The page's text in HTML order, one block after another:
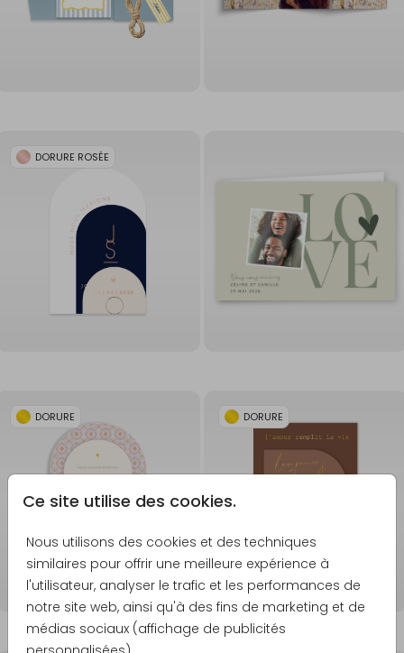
Ce site utilise des cookies.
Nous utilisons des cookies et des techniques
similaires pour offrir une meilleure expérience à
l'utilisateur, analyser le trafic et les performances de
notre site web, ainsi qu'à des fins de marketing et de
médias sociaux (affichage de publicités
DORURE ROSÉE
DORURE DORURE